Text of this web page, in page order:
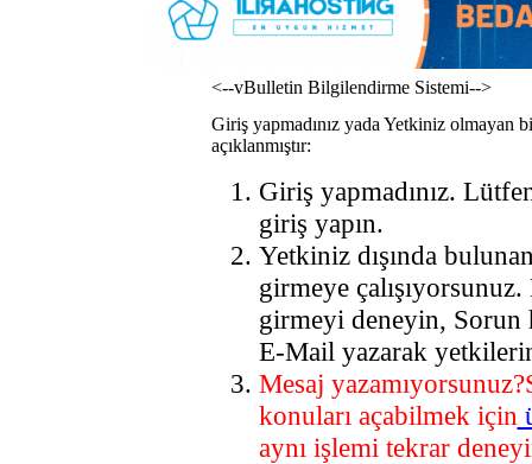
<--vBulletin Bilgilendirme Sistemi-->
Giriş yapmadınız yada Yetkiniz olmayan
açıklanmıştır:
Giriş yapmadınız.
giriş yapın.
Yetkiniz dışında
girmeye
girmeyi deneyin, Sorun
E-Mail yazarak
Mesaj
konuları açabilmek için
aynı işlemi tekrar